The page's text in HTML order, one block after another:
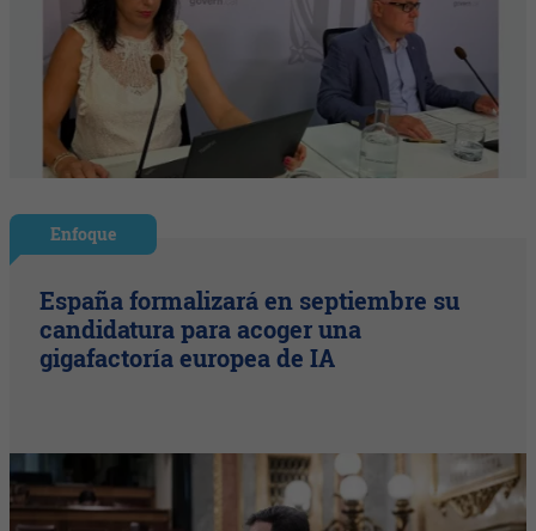
Enfoque
España formalizará en septiembre su
candidatura para acoger una
gigafactoría europea de IA